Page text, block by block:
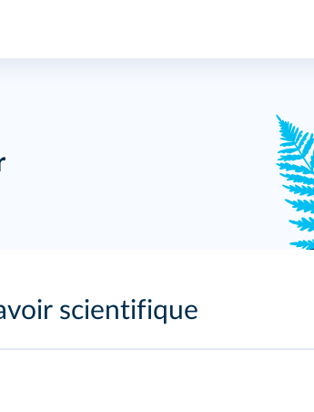
scientifique